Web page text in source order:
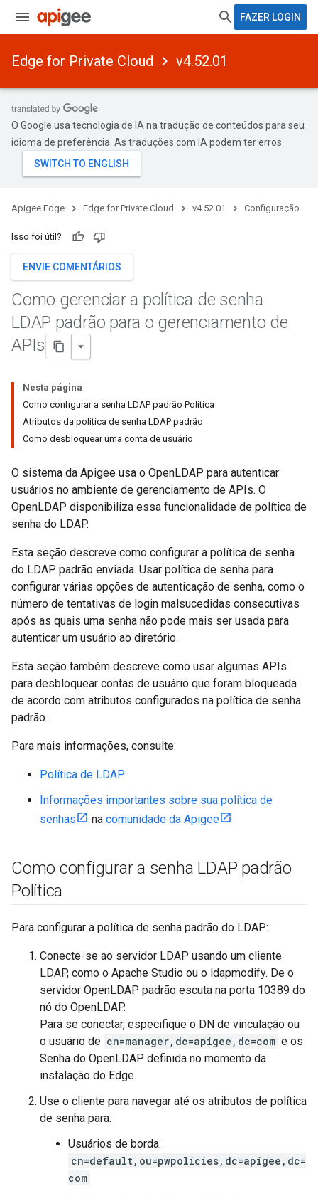
FAZER LOGIN
Edge for Private Cloud v4.52.01
O Google usa tecnologia de IA na tradução de conteúdos para seu
idioma de preferência. As traduções com IA podem ter erros.
Apigee Edge Edge for Private Cloud v4.52.01 Configuração
Isso foi útil?
ENVIE COMENTÁRIOS
Como gerenciar a política de senha
LDAP padrão para o gerenciamento de
APIs
Nesta página
Como configurar a senha LDAP padrão Política
Atributos da política de senha LDAP padrão
Como desbloquear uma conta de usuário
O sistema da Apigee usa o OpenLDAP para autenticar
usuários no ambiente de gerenciamento de APIs. O
OpenLDAP disponibiliza essa funcionalidade de política de
senha do LDAP.
Esta seção descreve como configurar a política de senha
do LDAP padrão enviada. Usar política de senha para
configurar várias opções de autenticação de senha, como o
número de tentativas de login malsucedidas consecutivas
após as quais uma senha não pode mais ser usada para
autenticar um usuário ao diretório.
Esta seção também descreve como usar algumas APIs
para desbloquear contas de usuário que foram bloqueada
de acordo com atributos configurados na política de senha
padrão.
Para mais informações, consulte:
Política de LDAP
Informações importantes sobre sua política de
senhas
na comunidade da Apigee
Como configurar a senha LDAP padrão
Política
Para configurar a política de senha padrão do LDAP:
Conecte-se ao servidor LDAP usando um cliente
LDAP, como o Apache Studio ou o ldapmodify. De o
servidor OpenLDAP padrão escuta na porta 10389 do
nó do OpenLDAP.
Para se conectar, especifique o DN de vinculação ou
o usuário de cn=manager,dc=apigee,dc=com e os
Senha do OpenLDAP definida no momento da
instalação do Edge.
Use o cliente para navegar até os atributos de política
de senha para:
Usuários de borda:
cn=default,ou=pwpolicies,dc=apigee,dc=
com